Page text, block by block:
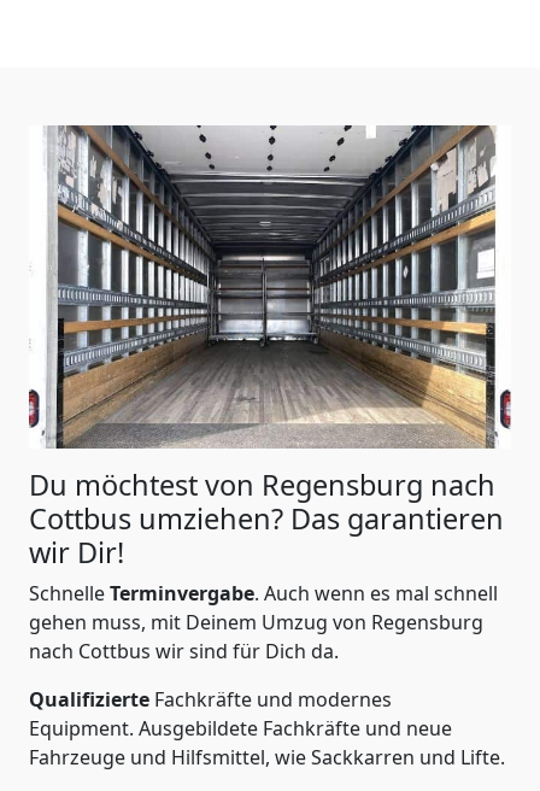
Du möchtest von Regensburg nach
Cottbus umziehen? Das garantieren
wir Dir!
SchnelleTerminvergabe. Auch wenn es mal schnell
gehen muss, mit Deinem Umzug von Regensburg
nach Cottbus wir sind für Dich da.
Qualifizierte Fachkräfte und modernes
Equipment. Ausgebildete Fachkräfte und neue
Fahrzeuge und Hilfsmittel, wie Sackkarren und Lifte.